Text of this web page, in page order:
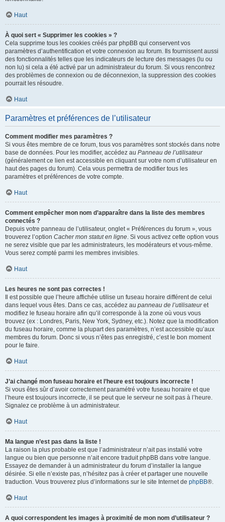
Haut
À quoi sert « Supprimer les cookies » ?
Cela supprime tous les cookies créés par phpBB qui conservent vos
paramètres d’authentification et votre connexion au forum. Ils fournissent aussi
des fonctionnalités telles que les indicateurs de lecture des messages (lu ou
non lu) si cela a été activé par un administrateur du forum. Si vous rencontrez
des problèmes de connexion ou de déconnexion, la suppression des cookies
pourrait les résoudre.
Haut
Paramètres et préférences de l’utilisateur
Comment modifier mes paramètres ?
Si vous êtes membre de ce forum, tous vos paramètres sont stockés dans notre
base de données. Pour les modifier, accédez au Panneau de l’utilisateur
(généralement ce lien est accessible en cliquant sur votre nom d’utilisateur en
haut des pages du forum). Cela vous permettra de modifier tous les
paramètres et préférences de votre compte.
Haut
Comment empêcher mon nom d’apparaître dans la liste des membres
connectés ?
Depuis votre panneau de l’utilisateur, onglet « Préférences du forum », vous
trouverez l’option Cacher mon statut en ligne. Si vous activez cette option vous
ne serez visible que par les administrateurs, les modérateurs et vous-même.
Vous serez compté parmi les membres invisibles.
Haut
Les heures ne sont pas correctes !
Il est possible que l’heure affichée utilise un fuseau horaire différent de celui
dans lequel vous êtes. Dans ce cas, accédez au panneau de l’utilisateuret
modifiez le fuseau horaire afin qu’il corresponde à la zone où vous vous
trouvez (ex : Londres, Paris, New York, Sydney, etc.). Notez que la modification
du fuseau horaire, comme la plupart des paramètres, n’est accessible qu’aux
membres du forum. Donc si vous n’êtes pas enregistré, c’est le bon moment
pour le faire.
Haut
J’ai changé mon fuseau horaire et l’heure est toujours incorrecte !
Si vous êtes sûr d’avoir correctement paramétré votre fuseau horaire et que
l’heure est toujours incorrecte, il se peut que le serveur ne soit pas à l’heure.
Signalez ce problème à un administrateur.
Haut
Ma langue n’est pas dans la liste !
La raison la plus probable est que l’administrateur n’ait pas installé votre
langue ou bien que personne n’ait encore traduit phpBB dans votre langue.
Essayez de demander à un administrateur du forum d’installer la langue
désirée. Si elle n’existe pas, n’hésitez pas à créer et partager une nouvelle
traduction. Vous trouverez plus d’informations sur le site Internet de phpBB®.
Haut
A quoi correspondent les images à proximité de mon nom d’utilisateur ?